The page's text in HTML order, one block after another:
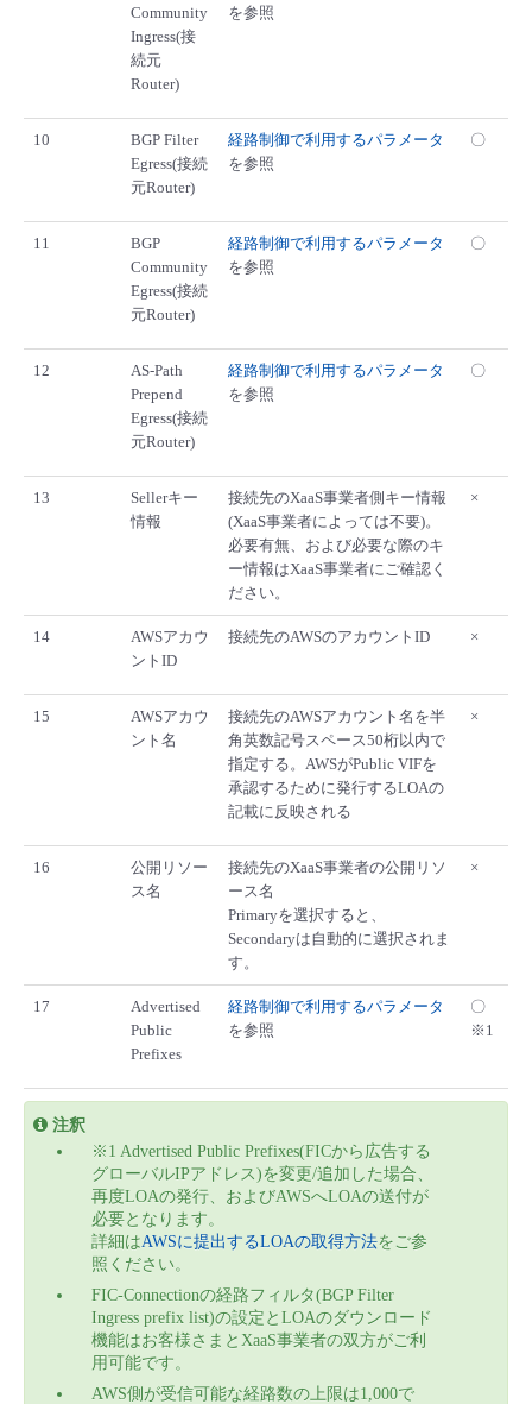
Community
Ingress(接
続元
Router)
を参照
10
BGP Filter
Egress(接続
元Router)
経路制御で利用するパラメータ
を参照
〇
11
BGP
Community
Egress(接続
元Router)
経路制御で利用するパラメータ
を参照
〇
12
AS-Path
Prepend
Egress(接続
元Router)
経路制御で利用するパラメータ
を参照
〇
13
Sellerキー
情報
接続先のXaaS事業者側キー情報
(XaaS事業者によっては不要)。
必要有無、および必要な際のキ
ー情報はXaaS事業者にご確認く
ださい。
×
14
AWSアカウ
ントID
接続先のAWSのアカウントID ×
15
AWSアカウ
ント名
接続先のAWSアカウント名を半
角英数記号スペース50桁以内で
指定する。AWSがPublic VIFを
承認するために発行するLOAの
記載に反映される
×
16
公開リソー
ス名
接続先のXaaS事業者の公開リソ
ース名
Primaryを選択すると、
Secondaryは自動的に選択されま
す。
×
17
Advertised
Public
Prefixes
経路制御で利用するパラメータ
を参照
〇
※1
注釈
※1 Advertised Public Prefixes(FICから広告する
グローバルIPアドレス)を変更/追加した場合、
再度LOAの発行、およびAWSへLOAの送付が
必要となります。
詳細はAWSに提出するLOAの取得方法をご参
照ください。
FIC-Connectionの経路フィルタ(BGP Filter
Ingress prefix list)の設定とLOAのダウンロード
機能はお客様さまとXaaS事業者の双方がご利
用可能です。
AWS側が受信可能な経路数の上限は1,000で